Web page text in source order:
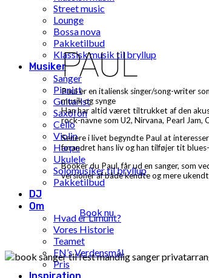
Street music
Lounge
Bossa nova
Pakketilbud
Klassisk musik til bryllup
Musiker
Sanger
Pianist
Guitarist
Saxofon
Cello
Violin
Harpe
Ukulele
Solomusiker til bryllup
Pakketilbud
DJ
Om
Hvad er Limunt?
Vores Historie
Teamet
FN’s Verdensmål
Pris
PAUL
Paul er en italiensk singer/song-writer
musik og synge
Han har altid været tiltrukket af den
rock-navne som U2, Nirvana, Pearl Jam,
Senere i livet begyndte Paul at
forandret hans liv og han tilføjer tit
Booker du Paul, får ud en sanger, som
versioner af både kendte og mere
Book nu